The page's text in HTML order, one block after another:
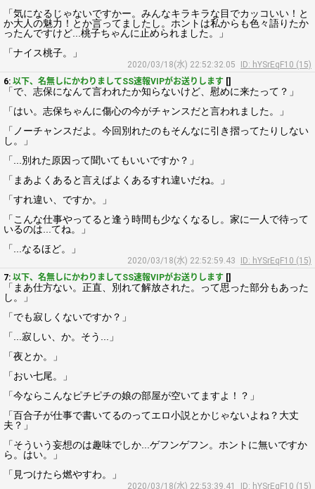
「気になるじゃないですかー。みんなキラキラな目でカッコいい！と
か大人の魅力！とか言ってましたし。ホントは私からも色々語りたか
ったんですけど...桃子ちゃんに止められました。」
「ナイス桃子。」
2020/03/18(水) 22:52:32.05
ID: hYSrEqF10 (15)
6: 以下、名無しにかわりましてSS速報VIPがお送りします []
「で、志保になんて言われたか知らないけど、慰めに来たって？」
「はい。志保ちゃんに傷心の今がチャンスだと言われました。」
「ノーチャンスだよ。今回別れたのもそんなに引き摺ってたりしない
し。」
「...別れた原因って聞いてもいいですか？」
「まあよくあると言えばよくあるすれ違いだね。」
「すれ違い、ですか。」
「こんな仕事やってると逢う時間も少なくなるし。家に一人で待って
いるのは...てね。」
「...なるほど。」
2020/03/18(水) 22:52:59.43
ID: hYSrEqF10 (15)
7: 以下、名無しにかわりましてSS速報VIPがお送りします []
「まあ仕方ない。正直、別れて解放された。って思った部分もあった
し。」
「でも寂しくないですか？」
「...寂しい、か。そう...」
「夜とか。」
「おい七尾。」
「今ならこんなピチピチの娘の部屋が空いてますよ！？」
「百合子が仕事で書いてるのってエロ小説とかじゃないよね？大丈
夫？」
「そういう妄想のは趣味でしか...ゲフンゲフン。ホントに無いですか
ら。はい。」
「見つけたら燃やすわ。」
2020/03/18(水) 22:53:39.41 ID: hYSrEqF10 (15)